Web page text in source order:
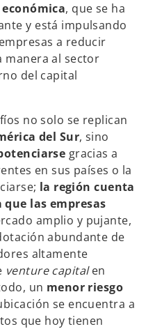
, que se ha
y está impulsando
a reducir
manera al sector
del capital
no solo se replican
del Sur, sino
gracias a
en sus países o la
la región cuenta
las empresas
amplio y pujante,
abundante de
altamente
venture capitalen
un menor riesgo
se encuentra a
que hoy tienen